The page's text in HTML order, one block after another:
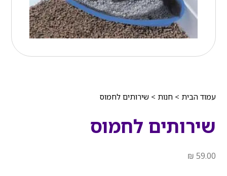
עמוד הבית >חנות >שירותים לחמוס
שירותים לחמוס
₪ 59.00